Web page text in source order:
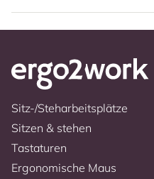
Sitz-/Steharbeitsplätze
Sitzen & stehen
Tastaturen
Ergonomische Maus